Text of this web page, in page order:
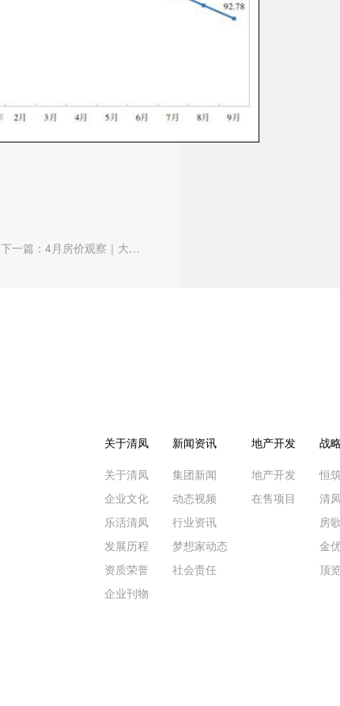
下一篇：4月房价观察｜大连
关于清凤
关于清凤
企业文化
乐活清凤
发展历程
资质荣誉
企业刊物
新闻资讯
集团新闻
动态视频
行业资讯
梦想家动态
社会责任
地产开发
地产开发
在售项目
战
恒
清
房
金
顶